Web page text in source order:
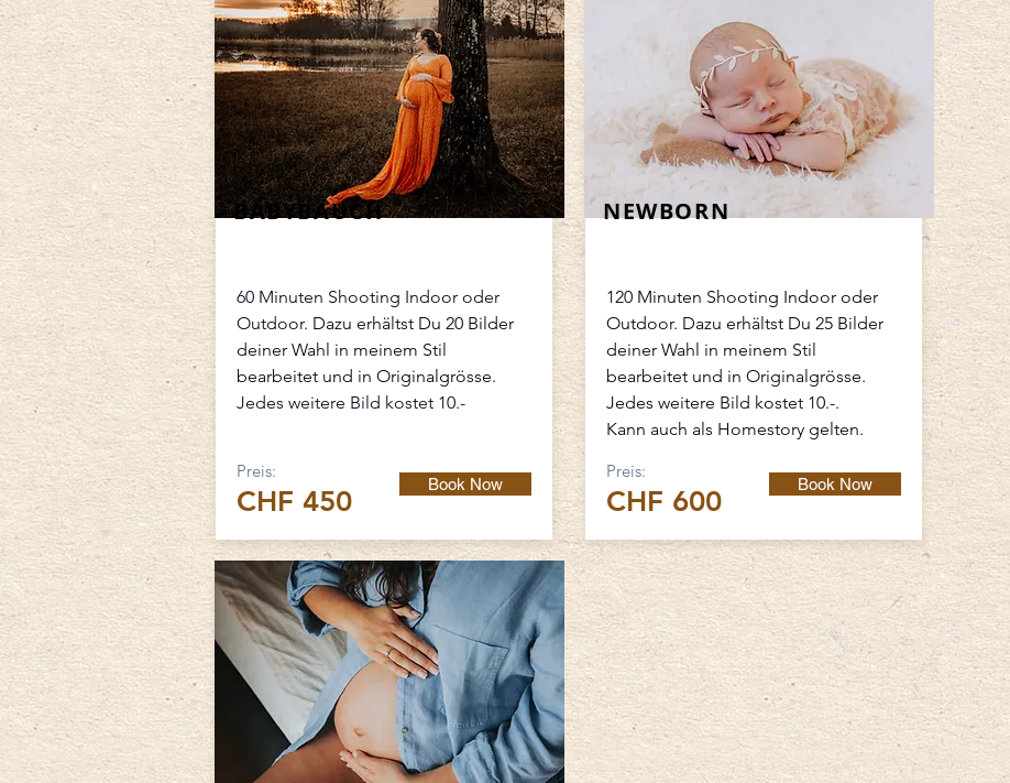
BABYBAUCH
60 Minuten Shooting Indoor oder
Outdoor. Dazu erhältst Du 20 Bilder
deiner Wahl in meinem Stil
bearbeitet und in Originalgrösse.
Jedes weitere Bild kostet 10.-
Preis:
CHF 450
Book Now
NEWBORN
120 Minuten Shooting Indoor oder
Outdoor. Dazu erhältst Du 25 Bilder
deiner Wahl in meinem Stil
bearbeitet und in Originalgrösse.
Jedes weitere Bild kostet 10.-.
Kann auch als Homestory gelten.
Preis:
CHF 600
Book Now